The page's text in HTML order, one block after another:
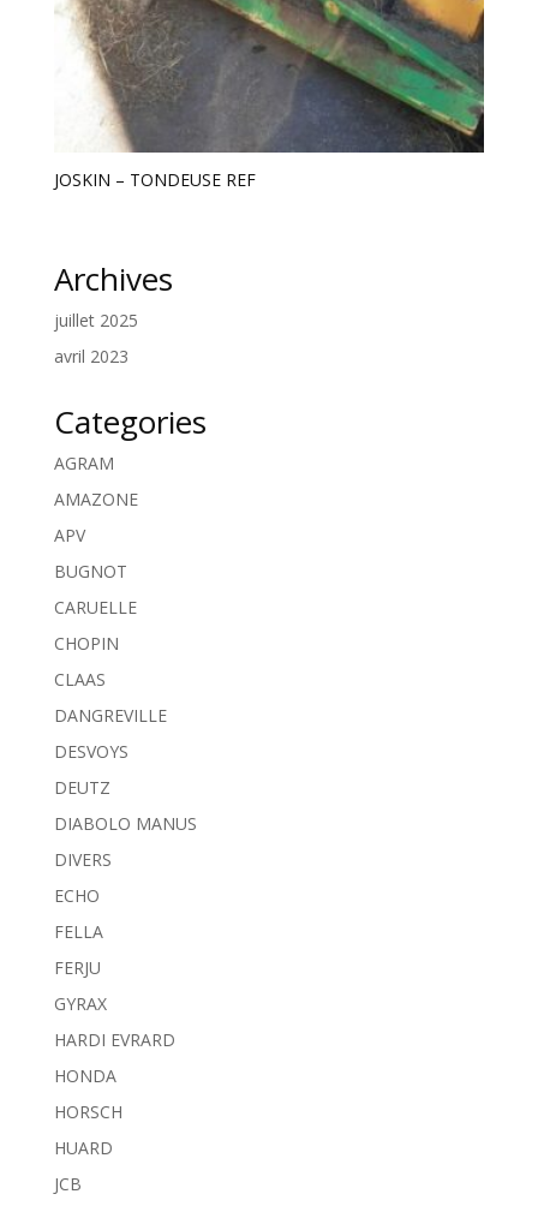
JOSKIN – TONDEUSE REF
Archives
juillet 2025
avril 2023
Categories
AGRAM
AMAZONE
APV
BUGNOT
CARUELLE
CHOPIN
CLAAS
DANGREVILLE
DESVOYS
DEUTZ
DIABOLO MANUS
DIVERS
ECHO
FELLA
FERJU
GYRAX
HARDI EVRARD
HONDA
HORSCH
HUARD
JCB